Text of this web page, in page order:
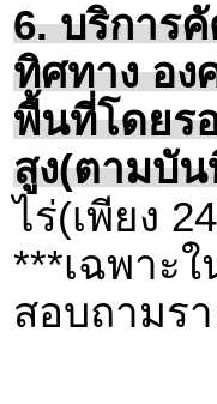
6. บริการ
ทิศทาง อง
พื้นที่โดยร
สูง(ตามบั
ไร่(เพียง
***เฉพาะ
สอบถามร